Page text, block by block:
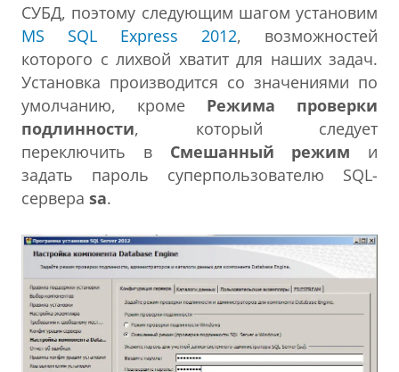
СУБД, поэтому следующим шагом установим
MS SQL Express 2012, возможностей
которого с лихвой хватит для наших задач.
Установка производится со значениями по
умолчанию, кроме Режима проверки
подлинности, который следует
переключить в Смешанный режим и
задать пароль суперпользователю SQL-
сервера sa.